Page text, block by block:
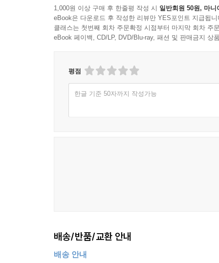
1,000원 이상 구매 후 한줄평 작성 시 일반회원 50원, 마니
eBook은 다운로드 후 작성한 리뷰만 YES포인트 지급됩니
클래스는 첫번째 회차 주문확정 시점부터 마지막 회차 주
eBook 페이백, CD/LP, DVD/Blu-ray, 패션 및 판매금지 상
평점
한글 기준 50자까지 작성가능
배송/반품/교환 안내
배송 안내